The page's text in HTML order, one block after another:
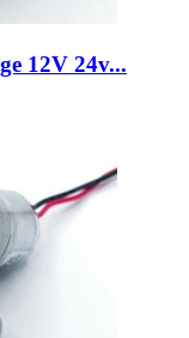
12V 24v...